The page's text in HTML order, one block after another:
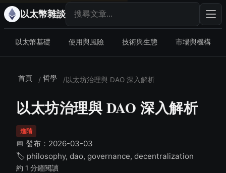
以太幣雜談 搜尋文章 輸入
以太幣基礎 使用與風險 技術與生態 市場與機構
首頁 / 哲學 /以太坊治理與 DAO 深入解析
以太坊治理與 DAO 深入解析
進階
📅 發布：2026-03-03
🏷️ philosophy, dao, governance, decentralization
約 1 分鐘閱讀